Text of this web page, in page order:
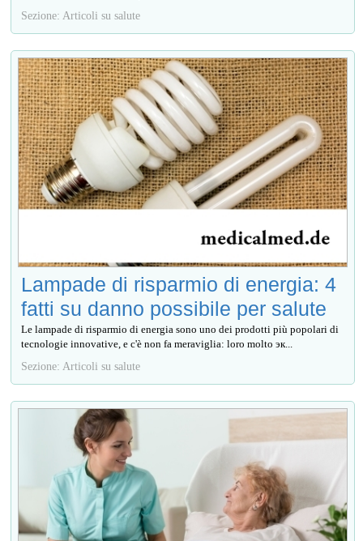
Sezione: Articoli su salute
Lampade di risparmio di energia: 4
fatti su danno possibile per salute
Le lampade di risparmio di energia sono uno dei prodotti più popolari di
tecnologie innovative, e c'è non fa meraviglia: loro molto эк...
Sezione: Articoli su salute